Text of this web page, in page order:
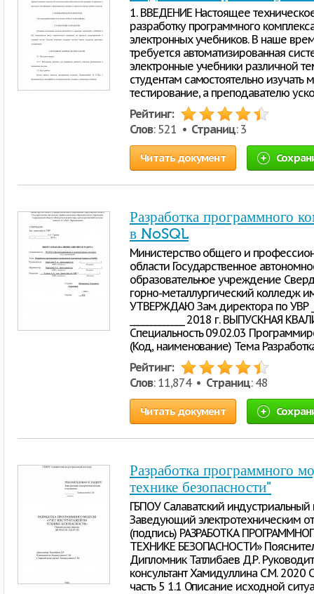
1. ВВЕДЕНИЕ Настоящее
разработку программного
электронных учебников. В наше
требуется автоматизированная
электронные учебники различной
студентам самостоятельно
тестирование, а преподавателю
Рейтинг:
Слов: 521 • Страниц: 3
Читать документ
Разработка программного
в NoSQL
Министерство общего и
области Государственное
образовательное учреждение
горно-металлургический колледж
УТВЕРЖДАЮ Зам. директора по УВР
_____________ 2018 г. ВЫПУСКНАЯ
Специальность 09.02.03
(Код, наименование) Тема
Рейтинг:
Слов: 11,874 • Страниц: 48
Читать документ
Разработка программного
технике безопасности"
ГБПОУ Cалаватский
Заведующий электротехническим
(подпись) РАЗРАБОТКА
ТЕХНИКЕ БЕЗОПАСНОСТИ»
Дипломник Татлибаев Д.Р.
консультант Хамидуллина С.М.
часть 5 1.1 Описание исходной